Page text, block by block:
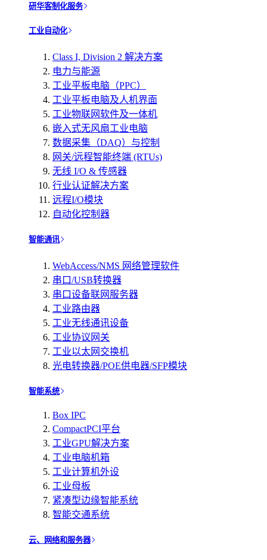
研华客制化服务
工业自动化
Class I, Division 2 解决方案
电力与能源
工业平板电脑（PPC）
工业平板电脑及人机界面
工业物联网软件及一体机
嵌入式无风扇工业电脑
数据采集（DAQ）与控制
网关/远程智能终端 (RTUs)
无线 I/O & 传感器
行业认证解决方案
远程I/O模块
自动化控制器
智能通讯
WebAccess/NMS 网络管理软件
串口/USB转换器
串口设备联网服务器
工业路由器
工业无线通讯设备
工业协议网关
工业以太网交换机
光电转换器/POE供电器/SFP模块
智能系统
Box IPC
CompactPCI平台
工业GPU解决方案
工业电脑机箱
工业计算机外设
工业母板
紧凑型边缘智能系统
智能交通系统
云、网络和服务器